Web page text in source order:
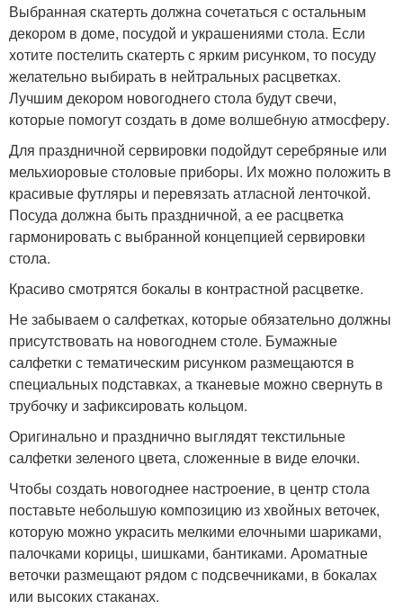
Выбранная скатерть должна сочетаться с остальным
декором в доме, посудой и украшениями стола. Если
хотите постелить скатерть с ярким рисунком, то посуду
желательно выбирать в нейтральных расцветках.
Лучшим декором новогоднего стола будут свечи,
которые помогут создать в доме волшебную атмосферу.
Для праздничной сервировки подойдут серебряные или
мельхиоровые столовые приборы. Их можно положить в
красивые футляры и перевязать атласной ленточкой.
Посуда должна быть праздничной, а ее расцветка
гармонировать с выбранной концепцией сервировки
стола.
Красиво смотрятся бокалы в контрастной расцветке.
Не забываем о салфетках, которые обязательно должны
присутствовать на новогоднем столе. Бумажные
салфетки с тематическим рисунком размещаются в
специальных подставках, а тканевые можно свернуть в
трубочку и зафиксировать кольцом.
Оригинально и празднично выглядят текстильные
салфетки зеленого цвета, сложенные в виде елочки.
Чтобы создать новогоднее настроение, в центр стола
поставьте небольшую композицию из хвойных веточек,
которую можно украсить мелкими елочными шариками,
палочками корицы, шишками, бантиками. Ароматные
веточки размещают рядом с подсвечниками, в бокалах
или высоких стаканах.